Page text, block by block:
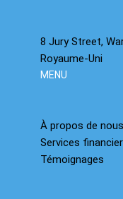
8 Jury Street,
Royaume-Uni
À propos de
Services
Témoignages
MENU